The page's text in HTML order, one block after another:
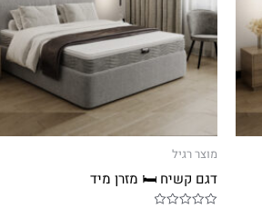
מוצר רגיל
דגם קשיח 🛏️ מזרן מיד